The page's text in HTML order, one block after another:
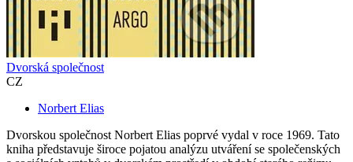
Dvorská společnost
CZ
Norbert Elias
Dvorskou společnost Norbert Elias poprvé vydal v roce 1969. Tato
kniha představuje široce pojatou analýzu utváření se společenských